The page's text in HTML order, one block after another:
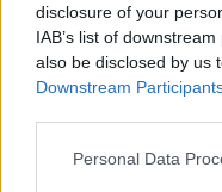
disclosure of your
IAB’s list of
also be disclosed by us
Downstream
Please note that this
Personal Data
A Szinkronjunkie
év során rá kellett
Magyarországon
kívülről igen nehéz
ezzel egy második
rendezvények nem